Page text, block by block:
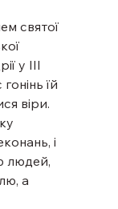
святої
у III
їй
віри.
і
людей,
а